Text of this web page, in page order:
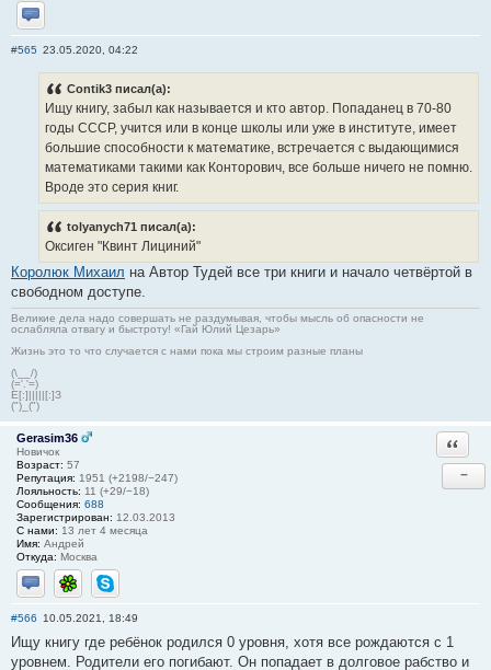
Отправить личное сообщение
#565 23.05.2020, 04:22
Contik3 писал(а):
Ищу книгу, забыл как называется и кто автор. Попаданец в 70-80
годы СССР, учится или в конце школы или уже в институте, имеет
большие способности к математике, встречается с выдающимися
математиками такими как Конторович, все больше ничего не помню.
Вроде это серия книг.
tolyanych71 писал(а):
Оксиген "Квинт Лициний"
Королюк Михаил на Автор Тудей все три книги и начало четвёртой в
свободном доступе.
Великие дела надо совершать не раздумывая, чтобы мысль об опасности не
ослабляла отвагу и быстроту! «Гай Юлий Цезарь»
Жизнь это то что случается с нами пока мы строим разные планы
(\__/)
(='.'=)
E[:]|||||[:]З
(")_(")
Gerasim36
Новичок
Возраст: 57
Репутация: 1951 (+2198/−247)
Лояльность: 11 (+29/−18)
Сообщения: 688
Зарегистрирован: 12.03.2013
С нами: 13 лет 4 месяца
Имя: Андрей
Откуда: Москва
Отправить личное сообщение
ICQ Skype
−
#566 10.05.2021, 18:49
Ищу книгу где ребёнок родился 0 уровня, хотя все рождаются с 1
уровнем. Родители его погибают. Он попадает в долговое рабство и